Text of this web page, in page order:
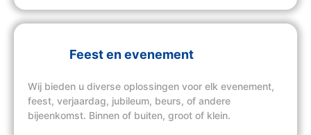
Feest en evenement
Wij bieden u diverse oplossingen voor elk evenement,
feest, verjaardag, jubileum, beurs, of andere
bijeenkomst. Binnen of buiten, groot of klein.